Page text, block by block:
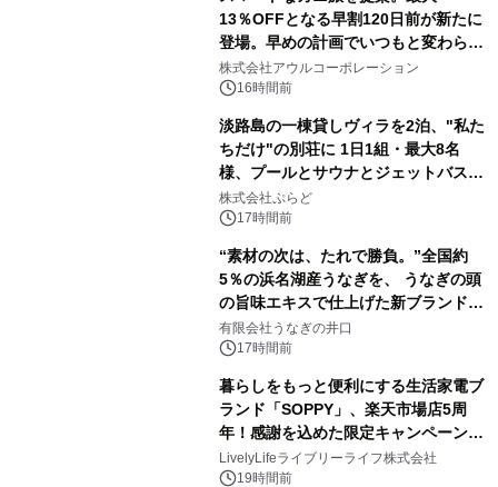
13％OFFとなる早割120日前が新たに
登場。早めの計画でいつもと変わらぬ
大人の冬旅を。ー夕日ヶ浦温泉「佳松
苑 別邸ふうか」ー
株式会社アウルコーポレーション
16時間前
淡路島の一棟貸しヴィラを2泊、"私た
ちだけ"の別荘に 1日1組・最大8名
様、プールとサウナとジェットバス付
きで Villa Mon Temps AWAJIの連泊
素泊りプラン
株式会社ぷらど
17時間前
“素材の次は、たれで勝負。”全国約
5％の浜名湖産うなぎを、 うなぎの頭
の旨味エキスで仕上げた新ブランド
「井口の誉」誕生
有限会社うなぎの井口
17時間前
暮らしをもっと便利にする生活家電ブ
ランド「SOPPY」、楽天市場店5周
年！感謝を込めた限定キャンペーンを
8月10日より開催
LivelyLifeライブリーライフ株式会社
19時間前